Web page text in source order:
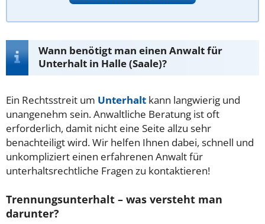
Wann benötigt man einen Anwalt für
Unterhalt in Halle (Saale)?
Ein Rechtsstreit um Unterhalt kann langwierig und
unangenehm sein. Anwaltliche Beratung ist oft
erforderlich, damit nicht eine Seite allzu sehr
benachteiligt wird. Wir helfen Ihnen dabei, schnell und
unkompliziert einen erfahrenen Anwalt für
unterhaltsrechtliche Fragen zu kontaktieren!
Trennungsunterhalt – was versteht man
darunter?